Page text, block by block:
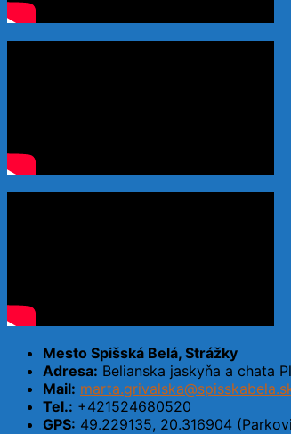
Mesto Spišská Belá, Strážky
Adresa: Belianska jaskyňa a chata
Mail:
Tel.: +421524680520
GPS: 49.229135, 20.316904